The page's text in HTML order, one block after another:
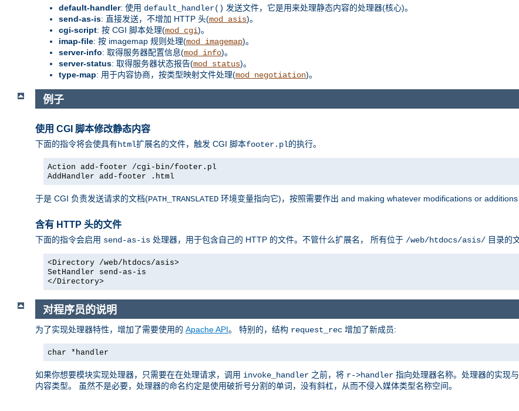
default-handler: 使用 default_handler() 发送文件，它是用来处理静态内容的处理器(核心)。
send-as-is: 直接发送，不增加 HTTP 头(mod_asis)。
cgi-script: 按 CGI 脚本处理(mod_cgi)。
imap-file: 按 imagemap 规则处理(mod_imagemap)。
server-info: 取得服务器配置信息(mod_info)。
server-status: 取得服务器状态报告(mod_status)。
type-map: 用于内容协商，按类型映射文件处理(mod_negotiation)。
例子
使用 CGI 脚本修改静态内容
下面的指令将会使具有html扩展名的文件，触发 CGI 脚本footer.pl的执行。
Action add-footer /cgi-bin/footer.pl
AddHandler add-footer .html
于是 CGI 负责发送请求的文档(PATH_TRANSLATED 环境变量指向它)，按照需要作出 and making whatever modifications or
含有 HTTP 头的文件
下面的指令会启用 send-as-is 处理器，用于包含自己的 HTTP 的文件。不管什么扩展名， 所有位于 /web/htdocs/asis/ 目录的
<Directory /web/htdocs/asis>
SetHandler send-as-is
</Directory>
对程序员的说明
为了实现处理器特性，增加了需要使用的 Apache API。 特别的，结构 request_rec 增加了新成员:
char *handler
如果你想要模块实现处理器，只需要在在处理请求，调用 invoke_handler 之前，将 r->handler 指向处理器名称。处理器的实现
内容类型。 虽然不是必要，处理器的命名约定是使用破折号分割的单词，没有斜杠，从而不侵入媒体类型名称空间。